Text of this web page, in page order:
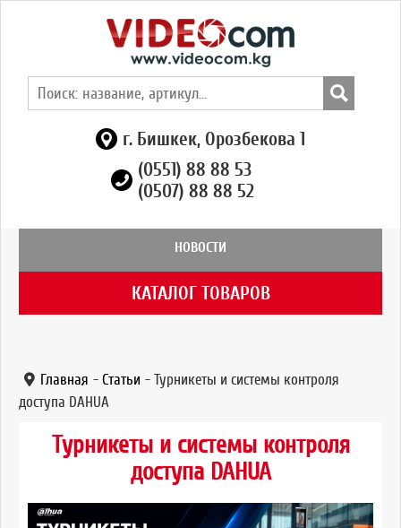
г. Бишкек, Орозбекова 1
(0551) 88 88 53
(0507) 88 88 52
НОВОСТИ
КАТАЛОГ ТОВАРОВ
Главная - Статьи - Турникеты и системы контроля
доступа DAHUA
Турникеты и системы контроля
доступа DAHUA